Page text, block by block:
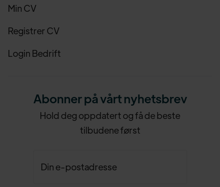
Min CV
Registrer CV
Login Bedrift
Abonner på vårt nyhetsbrev
Hold deg oppdatert og få de beste
tilbudene først